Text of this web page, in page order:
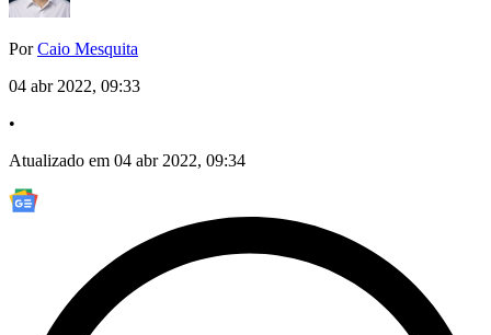
PorCaio Mesquita
04 abr 2022, 09:33
•
Atualizado em 04 abr 2022, 09:34